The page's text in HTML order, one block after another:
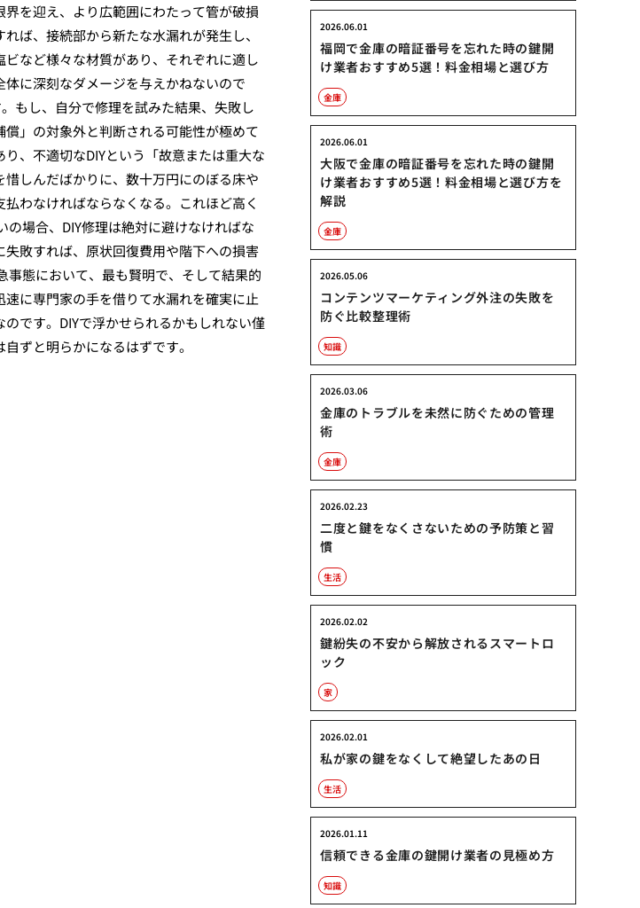
を迎え、より広範囲にわたって管が破損
ば、接続部から新たな水漏れが発生し、
など様々な材質があり、それぞれに適し
に深刻なダメージを与えかねないので
もし、自分で修理を試みた結果、失敗し
」の対象外と判断される可能性が極めて
、不適切なDIYという「故意または重大な
しんだばかりに、数十万円にのぼる床や
わなければならなくなる。これほど高く
場合、DIY修理は絶対に避けなければな
敗すれば、原状回復費用や階下への損害
態において、最も賢明で、そして結果的
に専門家の手を借りて水漏れを確実に止
です。DIYで浮かせられるかもしれない僅
ずと明らかになるはずです。
福岡で金庫の暗証番号を忘れた時の鍵開
け業者おすすめ5選！料金相場と選び方
2026.06.01
金庫
大阪で金庫の暗証番号を忘れた時の鍵開
け業者おすすめ5選！料金相場と選び方を
解説
2026.06.01
金庫
コンテンツマーケティング外注の失敗を
防ぐ比較整理術
2026.05.06
知識
金庫のトラブルを未然に防ぐための管理
術
2026.03.06
金庫
二度と鍵をなくさないための予防策と習
慣
2026.02.23
生活
鍵紛失の不安から解放されるスマートロ
ック
2026.02.02
家
私が家の鍵をなくして絶望したあの日
2026.02.01
生活
信頼できる金庫の鍵開け業者の見極め方
2026.01.11
知識